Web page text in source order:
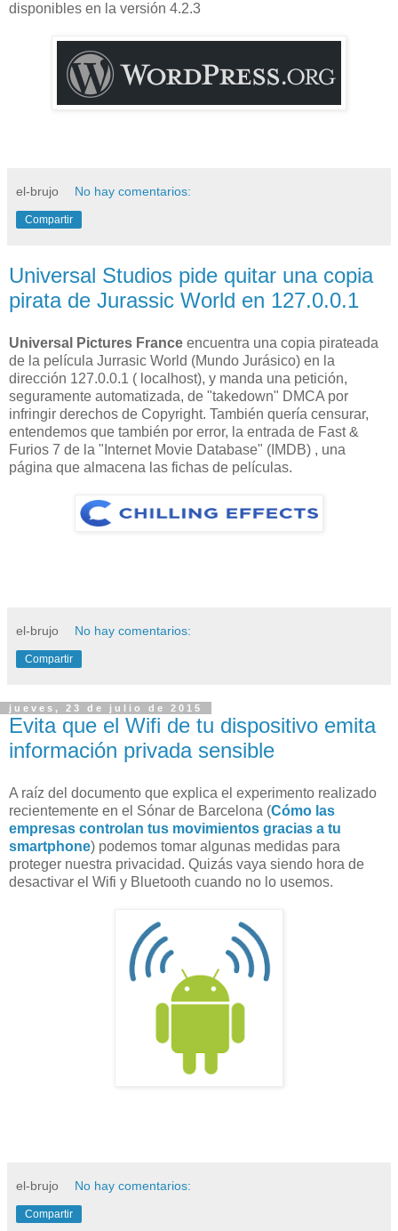
disponibles en la versión 4.2.3
el-brujo No hay comentarios:
Compartir
Universal Studios pide quitar una copia
pirata de Jurassic World en 127.0.0.1
Universal Pictures France encuentra una copia pirateada
de la película Jurrasic World (Mundo Jurásico) en la
dirección 127.0.0.1 ( localhost), y manda una petición,
seguramente automatizada, de "takedown" DMCA por
infringir derechos de Copyright. También quería censurar,
entendemos que también por error, la entrada de Fast &
Furios 7 de la "Internet Movie Database" (IMDB) , una
página que almacena las fichas de películas.
el-brujo No hay comentarios:
Compartir
jueves, 23 de julio de 2015
Evita que el Wifi de tu dispositivo emita
información privada sensible
A raíz del documento que explica el experimento realizado
recientemente en el Sónar de Barcelona (Cómo las
empresas controlan tus movimientos gracias a tu
smartphone) podemos tomar algunas medidas para
proteger nuestra privacidad. Quizás vaya siendo hora de
desactivar el Wifi y Bluetooth cuando no lo usemos.
el-brujo No hay comentarios:
Compartir